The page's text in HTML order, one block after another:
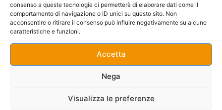
consenso a queste tecnologie ci permetterà di elaborare dati come il
comportamento di navigazione o ID unici su questo sito. Non
acconsentire o ritirare il consenso può influire negativamente su alcune
caratteristiche e funzioni.
Accetta
Nega
Visualizza le preferenze
SCHEDA TECNICA (PDF)